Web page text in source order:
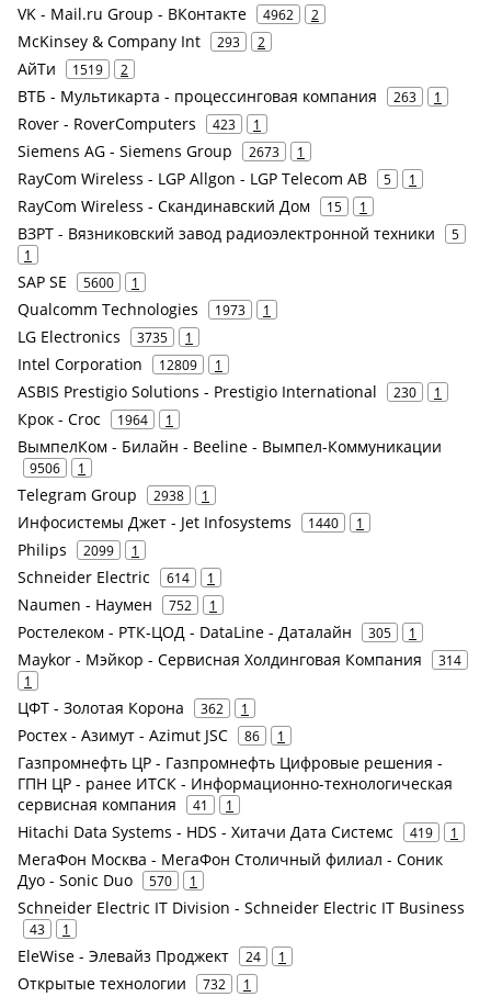
VK - Mail.ru Group - ВКонтакте 4962 2
McKinsey & Company Int 293 2
АйТи 1519 2
ВТБ - Мультикарта - процессинговая компания 263 1
Rover - RoverComputers 423 1
Siemens AG - Siemens Group 2673 1
RayCom Wireless - LGP Allgon - LGP Telecom AB 5 1
RayCom Wireless - Скандинавский Дом 15 1
ВЗРТ - Вязниковский завод радиоэлектронной техники
5
1
SAP SE 5600 1
Qualcomm Technologies 1973 1
LG Electronics 3735 1
Intel Corporation 12809 1
ASBIS Prestigio Solutions - Prestigio International 230 1
Крок - Croc 1964 1
ВымпелКом - Билайн - Beeline - Вымпел-Коммуникации
9506 1
Telegram Group 2938 1
Инфосистемы Джет - Jet Infosystems 1440 1
Philips 2099 1
Schneider Electric 614 1
Naumen - Наумен 752 1
Ростелеком - РТК-ЦОД - DataLine - Даталайн 305 1
Maykor - Мэйкор - Сервисная Холдинговая Компания
314
1
ЦФТ - Золотая Корона 362 1
Ростех - Азимут - Azimut JSC 86 1
Газпромнефть ЦР - Газпромнефть Цифровые решения -
ГПН ЦР - ранее ИТСК - Информационно-технологическая
сервисная компания
41 1
Hitachi Data Systems - HDS - Хитачи Дата Системс 419 1
МегаФон Москва - МегаФон Столичный филиал - Соник
Дуо - Sonic Duo
570 1
Schneider Electric IT Division - Schneider Electric IT Business
43 1
EleWise - Элевайз Проджект 24 1
Открытые технологии 732 1